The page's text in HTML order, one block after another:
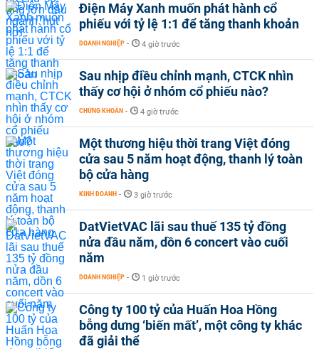
Điện Máy Xanh muốn phát hành cổ
phiếu với tỷ lệ 1:1 để tăng thanh khoản
DOANH NGHIỆP - 4 giờ trước
Sau nhịp điều chỉnh mạnh, CTCK nhìn
thấy cơ hội ở nhóm cổ phiếu nào?
CHỨNG KHOÁN - 4 giờ trước
Một thương hiệu thời trang Việt đóng
cửa sau 5 năm hoạt động, thanh lý toàn
bộ cửa hàng
KINH DOANH - 3 giờ trước
DatVietVAC lãi sau thuế 135 tỷ đồng
nửa đầu năm, dồn 6 concert vào cuối
năm
DOANH NGHIỆP - 1 giờ trước
Công ty 100 tỷ của Huấn Hoa Hồng
bỗng dưng ‘biến mất’, một công ty khác
đã giải thể